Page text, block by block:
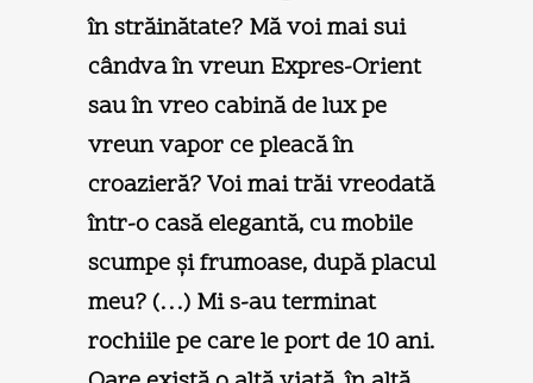
în străinătate? Mă voi mai sui
cândva în vreun Expres-Orient
sau în vreo cabină de lux pe
vreun vapor ce pleacă în
croazieră? Voi mai trăi vreodată
într-o casă elegantă, cu mobile
scumpe şi frumoase, după placul
meu? (…) Mi s-au terminat
rochiile pe care le port de 10 ani.